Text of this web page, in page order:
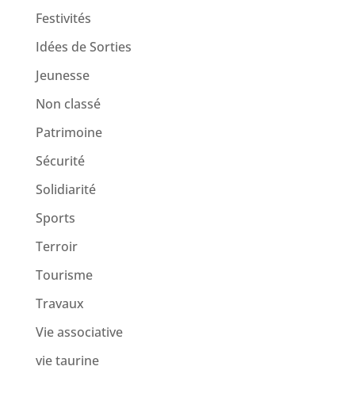
Festivités
Idées de Sorties
Jeunesse
Non classé
Patrimoine
Sécurité
Solidiarité
Sports
Terroir
Tourisme
Travaux
Vie associative
vie taurine